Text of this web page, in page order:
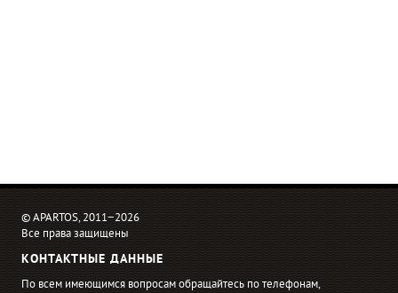
© APARTOS, 2011−2026
Все права защищены
КОНТАКТНЫЕ ДАННЫЕ
По всем имеющимся вопросам обращайтесь по телефонам,